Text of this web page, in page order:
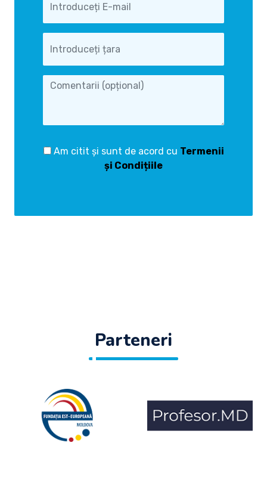
Am citit și sunt de acord cu Termenii
și Condițiile
Parteneri